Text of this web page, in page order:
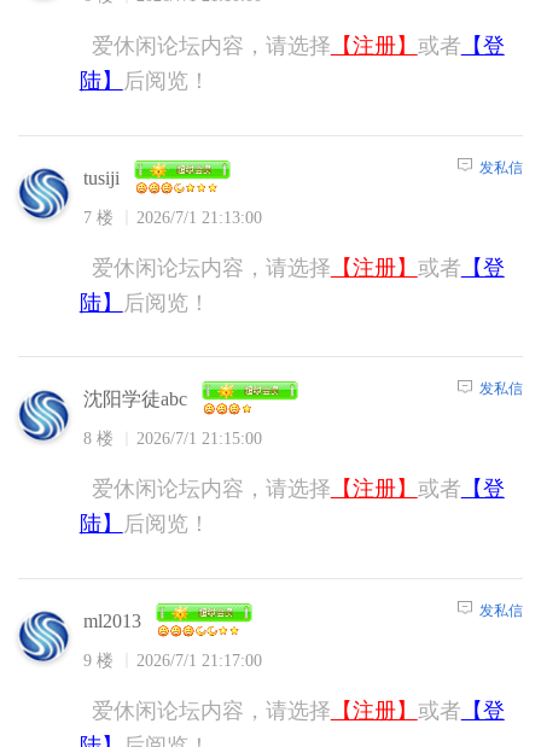
爱休闲论坛内容，请选择 【注册】 或者 【登
陆】
后阅览！
tusiji
7 楼 2026/7/1 21:13:00
发私信
爱休闲论坛内容，请选择 【注册】 或者 【登
陆】
后阅览！
沈阳学徒abc
8 楼 2026/7/1 21:15:00
发私信
爱休闲论坛内容，请选择 【注册】 或者 【登
陆】
后阅览！
ml2013
9 楼 2026/7/1 21:17:00
发私信
爱休闲论坛内容，请选择 【注册】 或者 【登